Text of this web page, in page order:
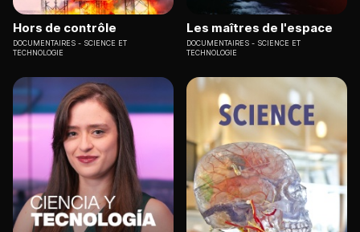
Hors de contrôle
DOCUMENTAIRES
SCIENCE ET
TECHNOLOGIE
Les maîtres de l'espace
DOCUMENTAIRES
SCIENCE ET
TECHNOLOGIE